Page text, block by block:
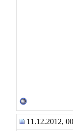
11.12.2012,